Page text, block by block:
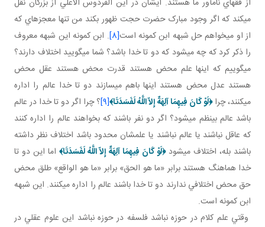
از فقهاي نام آور ما هستند. ايشان در اين الفردوس الاعلي از بزرگان نقل
مي کند که اگر وجود مبارک حضرت حجت ظهور بکند من تنها معجزه اي که
از او مي خواهم حل شبهه ابن کمونه است[8] . ابن کمونه اين شبهه معروف
را ذکر کرد که چه مي شود که دو تا خدا باشد؟ شما مي گوييد اختلاف دارند؟
مي گوييم که اينها علم محض هستند قدرت محض هستند عقل محض
هستند عدل محض هستند اينها باهم مي سازند دو تا خدا عالم را اداره
مي کنند، چرا﴿لَوْ كَانَ فِيهِمَا آلِهَةٌ إِلاّ اللَّهُ لَفَسَدَتَا﴾[9] ؟ چرا اگر دو تا خدا در عالم
باشد عالم بي نظم مي شود؟ اگر دو نفر باشند که بخواهند عالم را اداره کنند
که عاقل نباشند يا عالم نباشند يا علمشان محدود باشد اختلاف نظر داشته
باشند بله، اختلاف مي شود﴿لَوْ كَانَ فِيهِمَا آلِهَةٌ إِلاّ اللَّهُ لَفَسَدَتَا﴾ اما اين دو تا
خدا هماهنگ هستند برابر «ما هو الحق» برابر «ما هو الواقع» طلق محض
حق محض اختلافي ندارند دو تا خدا باشند عالم را اداره می­کنند. اين شبهه
ابن کمونه است.
وقتي علم کلام در حوزه نباشد فلسفه در حوزه نباشد اين علوم عقلي در